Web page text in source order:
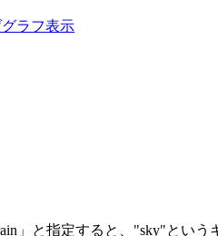
ラフ表示
」と指定すると、"sky"とい